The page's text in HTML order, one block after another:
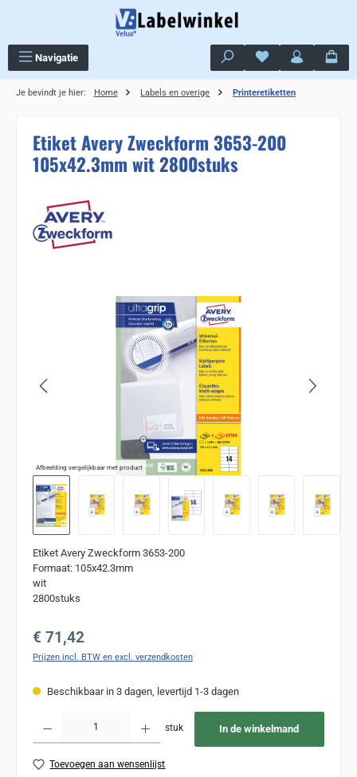
Navigatie Je hebt 0 items op
Je bevindt je hier: Home Labels en overige Printeretiketten
Etiket Avery Zweckform 3653-200
105x42.3mm wit 2800stuks
Sla de afbeeldingengalerij over
Afbeelding vergelijkbaar met product
Etiket Avery Zweckform 3653-200
Formaat: 105x42.3mm
wit
2800stuks
Normale prijs:
€ 71,42
Prijzen incl. BTW en excl. verzendkosten
Beschikbaar in 3 dagen, levertijd 1-3 dagen
stuk In de winkelmand
Toevoegen aan wensenlijst